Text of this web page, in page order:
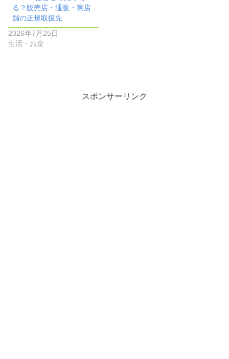
る？販売店・通販・実店
舗の正規取扱先
2026年7月25日
生活・お金
スポンサーリンク